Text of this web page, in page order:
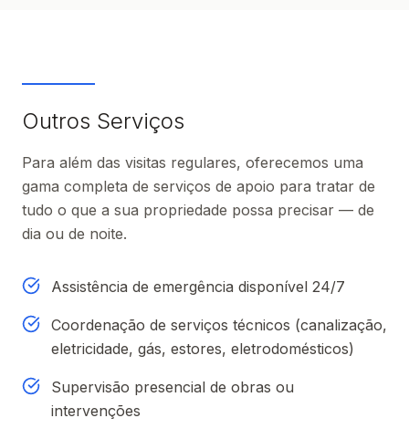
Outros Serviços
Para além das visitas regulares, oferecemos uma
gama completa de serviços de apoio para tratar de
tudo o que a sua propriedade possa precisar — de
dia ou de noite.
Assistência de emergência disponível 24/7
Coordenação de serviços técnicos (canalização,
eletricidade, gás, estores, eletrodomésticos)
Supervisão presencial de obras ou
intervenções